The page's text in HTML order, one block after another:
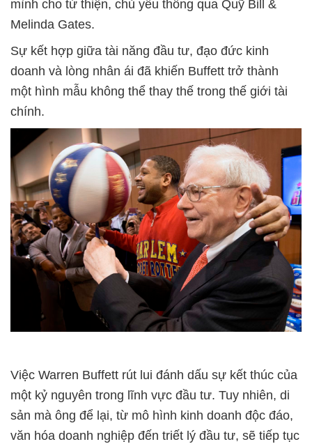
mình cho từ thiện, chủ yếu thông qua Quỹ Bill &
Melinda Gates.
Sự kết hợp giữa tài năng đầu tư, đạo đức kinh
doanh và lòng nhân ái đã khiến Buffett trở thành
một hình mẫu không thể thay thế trong thế giới tài
chính.
Việc Warren Buffett rút lui đánh dấu sự kết thúc của
một kỷ nguyên trong lĩnh vực đầu tư. Tuy nhiên, di
sản mà ông để lại, từ mô hình kinh doanh độc đáo,
văn hóa doanh nghiệp đến triết lý đầu tư, sẽ tiếp tục